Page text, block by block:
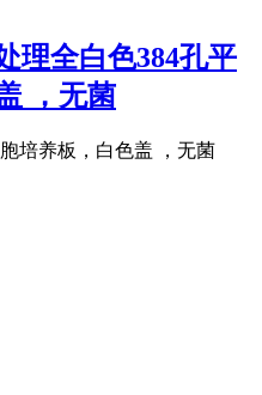
理全白色384孔平
，无菌
培养板，白色盖 ，无菌